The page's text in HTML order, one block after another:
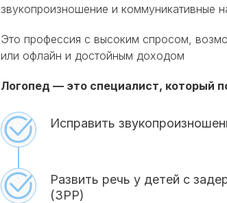
звукопроизношение и коммуникативные
Логопед — это специалист, который
Это профессия с высоким спросом,
или офлайн и достойным доходом
Исправить
Развить речь у детей с
(ЗРР)